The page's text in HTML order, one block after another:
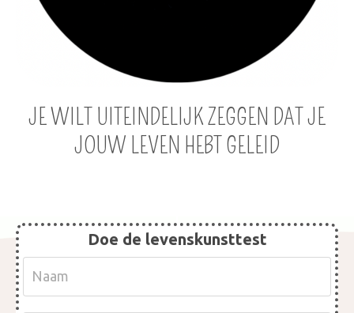
JE WILT UITEINDELIJK ZEGGEN DAT JE
JOUW LEVEN HEBT GELEID
Doe de levenskunsttest